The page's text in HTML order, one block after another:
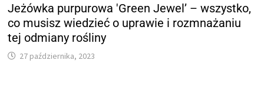
Jeżówka purpurowa 'Green Jewel’ – wszystko,
co musisz wiedzieć o uprawie i rozmnażaniu
tej odmiany rośliny
27 października, 2023